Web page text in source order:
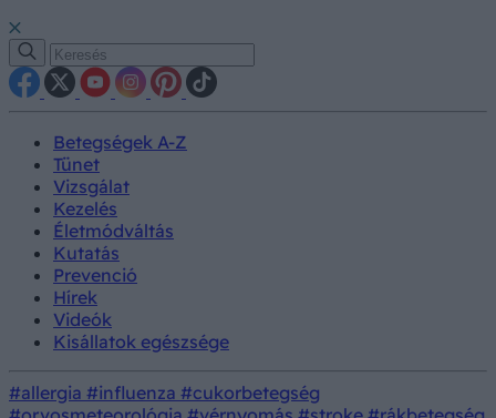
Betegségek A-Z
Tünet
Vizsgálat
Kezelés
Életmódváltás
Kutatás
Prevenció
Hírek
Videók
Kisállatok egészsége
#allergia #influenza #cukorbetegség